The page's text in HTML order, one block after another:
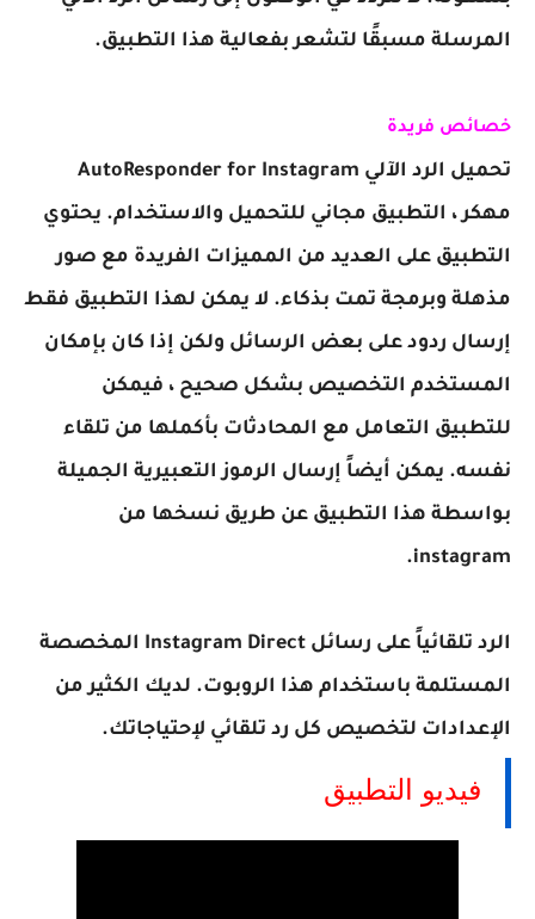
المرسلة مسبقًا لتشعر بفعالية هذا التطبيق.
خصائص فريدة
تحميل الرد الآلي AutoResponder for Instagram
مهكر ، التطبيق مجاني للتحميل والاستخدام. يحتوي
التطبيق على العديد من المميزات الفريدة مع صور
مذهلة وبرمجة تمت بذكاء. لا يمكن لهذا التطبيق فقط
إرسال ردود على بعض الرسائل ولكن إذا كان بإمكان
المستخدم التخصيص بشكل صحيح ، فيمكن
للتطبيق التعامل مع المحادثات بأكملها من تلقاء
نفسه. يمكن أيضاً إرسال الرموز التعبيرية الجميلة
بواسطة هذا التطبيق عن طريق نسخها من
instagram.
الرد تلقائياً على رسائل Instagram Direct المخصصة
المستلمة باستخدام هذا الروبوت. لديك الكثير من
الإعدادات لتخصيص كل رد تلقائي لإحتياجاتك.
فيديو التطبيق